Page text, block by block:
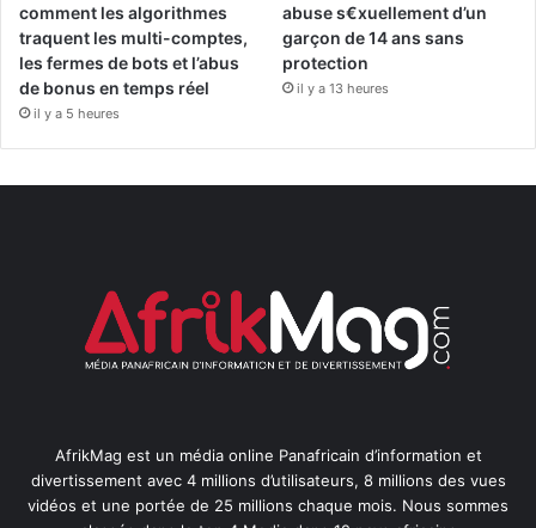
comment les algorithmes
traquent les multi-comptes,
les fermes de bots et l’abus
de bonus en temps réel
il y a 5 heures
abuse s€xuellement d’un
garçon de 14 ans sans
protection
il y a 13 heures
AfrikMag est un média online Panafricain d’information et
divertissement avec 4 millions d’utilisateurs, 8 millions des vues
vidéos et une portée de 25 millions chaque mois. Nous sommes